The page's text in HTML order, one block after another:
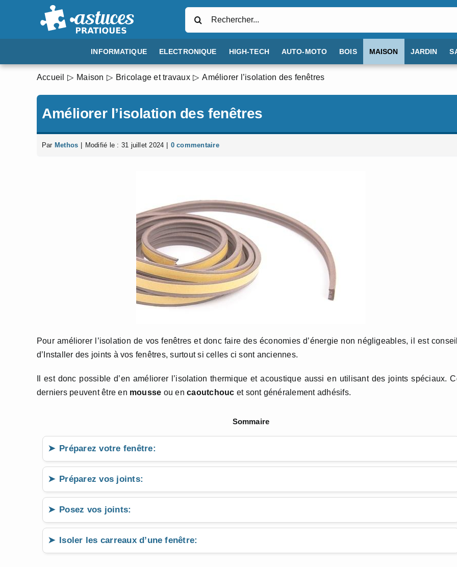
INFORMATIQUE ELECTRONIQUE HIGH-TECH AUTO-MOTO BOIS MAISON JARDIN
Accueil Maison Bricolage et travaux Améliorer l’isolation des fenêtres
Améliorer l’isolation des fenêtres
Par Methos Modifié le : 31 juillet 2024 0 commentaire
Pour améliorer l’isolation de vos fenêtres et donc faire des économies d’énergie non négligeables, il est
d’Installer des joints à vos fenêtres, surtout si celles ci sont anciennes.
Il est donc possible d’en améliorer l’isolation thermique et acoustique aussi en utilisant des joints spéciaux.
derniers peuvent être en mousse ou encaoutchouc et sont généralement adhésifs.
Sommaire
Préparez votre fenêtre:
Préparez vos joints:
Posez vos joints:
Isoler les carreaux d’une fenêtre: